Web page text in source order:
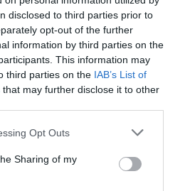
disclosed to third parties prior to
opt-out of the further
information by third parties on the
This information may
third parties on the IAB’s List of
that may further disclose it to other
app uses one or more Google
behaviour. You may click to
and its third-party tags to
Opt Outs
Sharing of my
DE LA BICICLETA
cualquier momento
montaña, como si prefieres la...